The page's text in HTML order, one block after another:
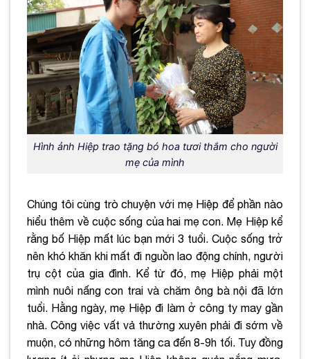
Hình ảnh Hiệp trao tặng bó hoa tươi thắm cho người
mẹ của mình
Chúng tôi cùng trò chuyện với mẹ Hiệp để phần nào
hiểu thêm về cuộc sống của hai mẹ con. Mẹ Hiệp kể
rằng bố Hiệp mất lúc bạn mới 3 tuổi. Cuộc sống trở
nên khó khăn khi mất đi nguồn lao động chính, người
trụ cột của gia đình. Kể từ đó, mẹ Hiệp phải một
mình nuôi nấng con trai và chăm ông bà nội đã lớn
tuổi. Hằng ngày, mẹ Hiệp đi làm ở công ty may gần
nhà. Công việc vất vả thường xuyên phải đi sớm về
muộn, có những hôm tăng ca đến 8-9h tối. Tuy đồng